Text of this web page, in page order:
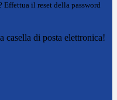
Effettua il reset della password
casella di posta elettronica!